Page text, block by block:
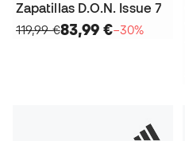
Zapatillas D.O.N. Issue 7
119,99 €83,99 €−30%